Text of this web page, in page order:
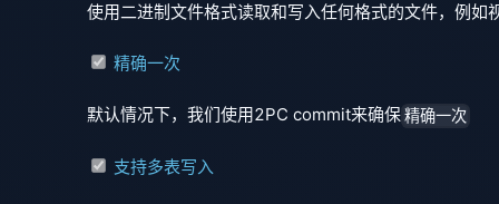
使用二进制文件格式读取和写入任何格式的文件，例
精确一次
默认情况下，我们使用2PC commit来确保精确一次
支持多表写入